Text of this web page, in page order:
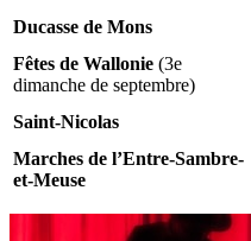
Ducasse de Mons
Fêtes de Wallonie (3e
dimanche de septembre)
Saint-Nicolas
Marches de l’Entre-Sambre-
et-Meuse